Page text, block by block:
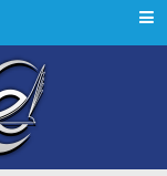
Menu